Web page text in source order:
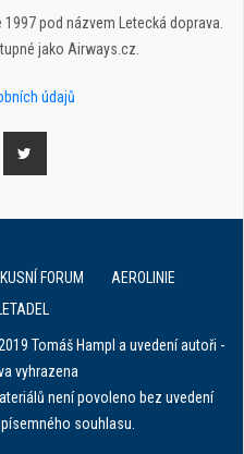
pod názvem Letecká doprava.
jako Airways.cz.
údajů
FORUM
AEROLINIE
Tomáš Hampl a uvedení autoři -
vyhrazena
není povoleno bez uvedení
souhlasu.